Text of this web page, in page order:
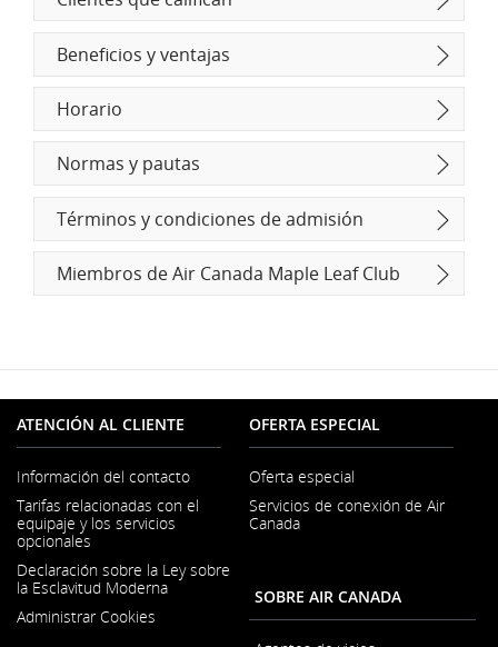
Beneficios y ventajas
Horario
Normas y pautas
Términos y condiciones de admisión
Miembros de Air Canada Maple Leaf Club
ATENCIÓN AL CLIENTE
Información del contacto
abre
ventana
nueva
Tarifas relacionadas con el
equipaje y los servicios
opcionales
Declaración sobre la Ley sobre
la Esclavitud Moderna
Administrar Cookies
OFERTA ESPECIAL
Oferta especial
Servicios de conexión de Air
Canada
SOBRE AIR CANADA